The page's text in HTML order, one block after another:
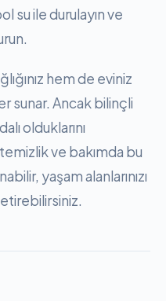
su ile durulayın ve
hem de eviniz
sunar. Ancak bilinçli
olduklarını
ve bakımda bu
yaşam alanlarınızı